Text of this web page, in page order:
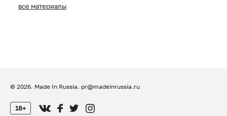
все материалы
© 2026. Made In Russia. pr@madeinrussia.ru
18+